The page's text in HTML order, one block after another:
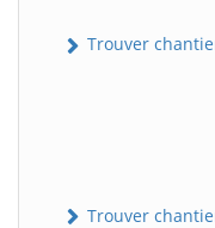
Trouver
Trouver